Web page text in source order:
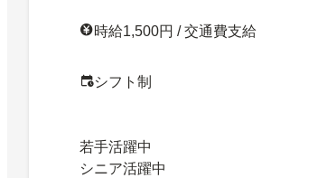
時給1,500円 / 交通費支給
シフト制
若手活躍中
シニア活躍中